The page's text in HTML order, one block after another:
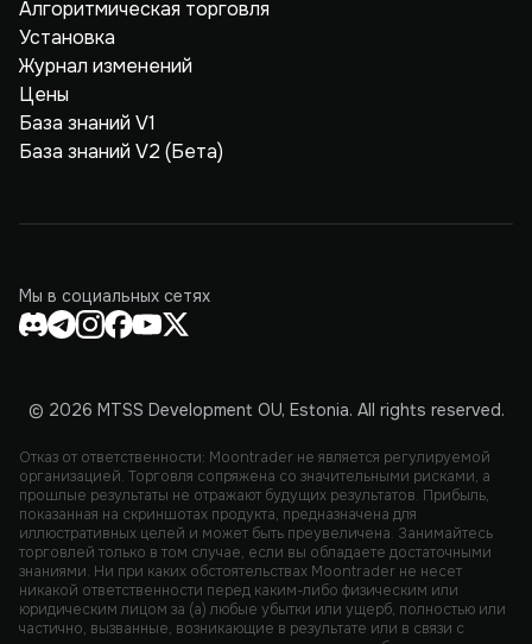
Алгоритмическая торговля
Установка
Журнал изменений
Цены
База знаний V1
База знаний V2 (Бета)
Мы в социальных сетях
© 2026 MTSS Development OU, Estonia. All rights reserved.
Отказ от ответственности: Moontrader не является регулируемой
организацией. Торговля сопряжена со значительными рисками, а
прошлые результаты не отражают будущих результатов. Прибыль,
показанная на скриншотах продукта, предназначена для
иллюстративных целей и может быть преувеличена. Занимайтесь
торговлей только в том случае, если вы обладаете достаточными
знаниями. Ни при каких обстоятельствах Moontrader не несет
никакой ответственности перед каким-либо физическим или
юридическим лицом за (а) любые убытки или ущерб, полностью или
частично, вызванные, возникающие в результате или в связи с